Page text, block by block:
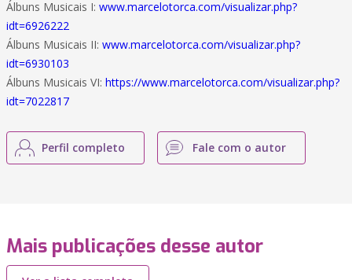
Álbuns Musicais I: www.marcelotorca.com/visualizar.php?
idt=6926222
Álbuns Musicais II: www.marcelotorca.com/visualizar.php?
idt=6930103
Álbuns Musicais VI: https://www.marcelotorca.com/visualizar.php?
idt=7022817
Perfil completo Fale com o autor
Mais publicações desse autor